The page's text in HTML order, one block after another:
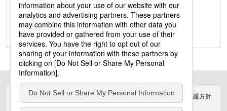
イプ）LLD20207CM1…6.76ｋWh/
年アウトドアで過ごす場所に。ゆ
らぎのあかりが、さりげなく華や
かさを添えます。ゆらぎ点灯のご
紹介Commonfeatures共通特長240
サイトのご利用にあたって クッキーポリシー 個人情報保護方針